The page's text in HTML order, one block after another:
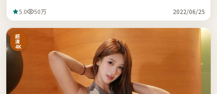
5.0 50万 2022/06/25
超
清
4K